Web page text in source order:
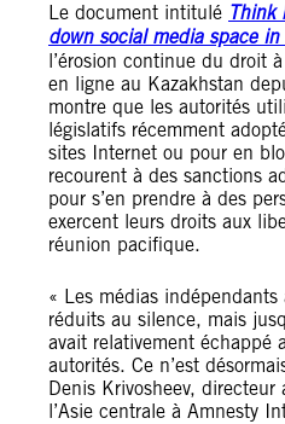
Le document intitulé Think
down social media space in
l’érosion continue du droit
en ligne au Kazakhstan
montre que les autorités
législatifs récemment
sites Internet ou pour en
recourent à des sanctions
pour s’en prendre à des
exercent leurs droits aux
réunion pacifique.
« Les médias
réduits au silence, mais
avait relativement échappé
autorités. Ce n’est
Denis Krivosheev, directeur
l’Asie centrale à Amnesty